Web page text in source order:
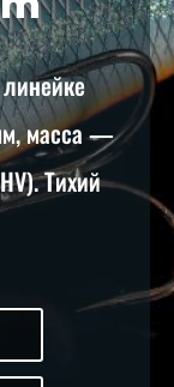
масса —
Тихий